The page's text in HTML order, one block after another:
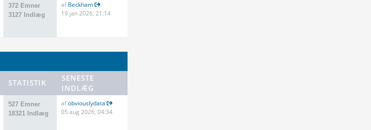
372 Emner
3127 Indlæg
afBeckham
19 jan 2026, 21:14
STATISTIK
SENESTE
INDLÆG
527 Emner
18321 Indlæg
afobviouslydata
05 aug 2026, 04:34